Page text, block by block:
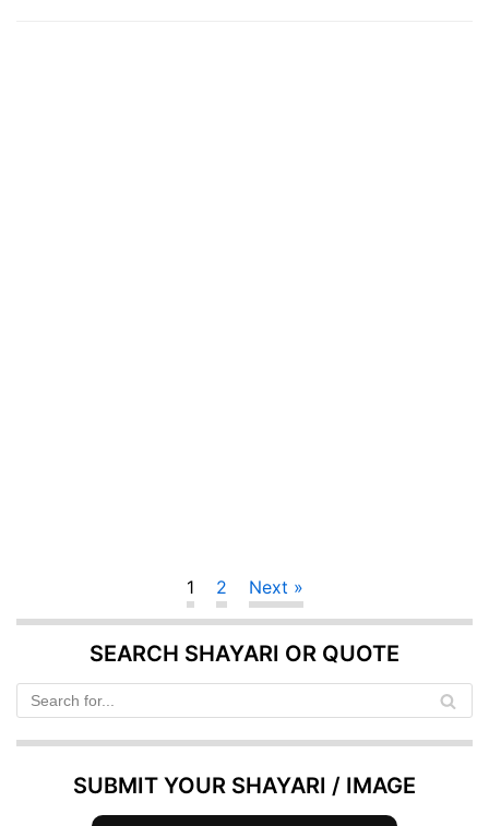
1 2 Next »
SEARCH SHAYARI OR QUOTE
SUBMIT YOUR SHAYARI / IMAGE